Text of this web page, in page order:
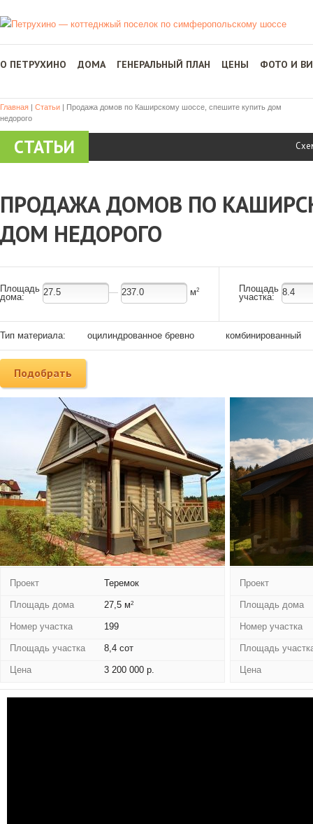
О ПЕТРУХИНО ДОМА ГЕНЕРАЛЬНЫЙ ПЛАН ЦЕНЫ ФОТО И
Главная | Статьи | Продажа домов по Каширскому шоссе, спешите купить дом
недорого
СТАТЬИ
ПРОДАЖА ДОМОВ ПО
ДОМ НЕДОРОГО
Площадь
дома:
— м2
Площадь
участка:
Тип материала: оцилиндрованное бревно комбинированный
Проект Теремок
Площадь дома 27,5 м2
Номер участка 199
Площадь участка 8,4 сот
Цена 3 200 000 р.
Проект
Площадь дома
Номер участка
Площадь
Цена